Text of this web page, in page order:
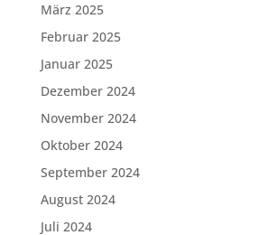
März 2025
Februar 2025
Januar 2025
Dezember 2024
November 2024
Oktober 2024
September 2024
August 2024
Juli 2024